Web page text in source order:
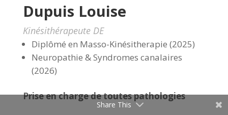
Dupuis Louise
Kinésithérapeute DE
Diplômé en Masso-Kinésitherapie (2025)
Neuropathie & Syndromes canalaires
(2026)
Prise en charge de toutes pathologies
Share This